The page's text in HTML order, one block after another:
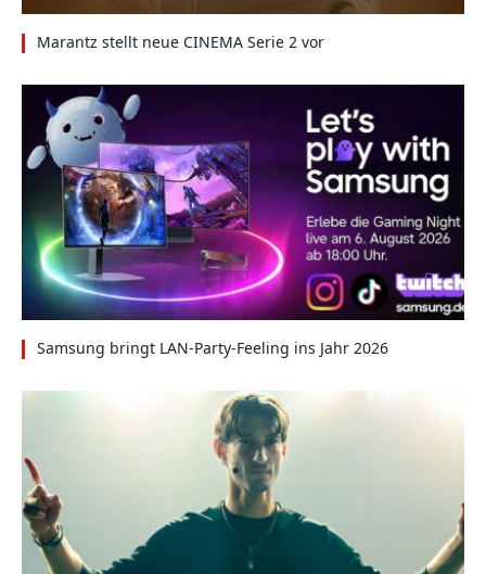
Marantz stellt neue CINEMA Serie 2 vor
Samsung bringt LAN-Party-Feeling ins Jahr 2026